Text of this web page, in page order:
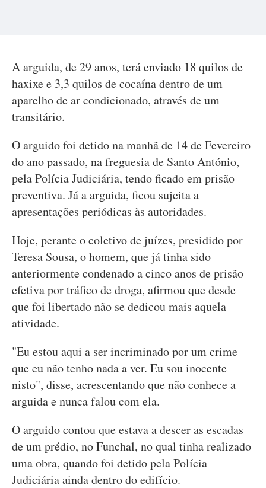
A arguida, de 29 anos, terá enviado 18 quilos de
haxixe e 3,3 quilos de cocaína dentro de um
aparelho de ar condicionado, através de um
transitário.
O arguido foi detido na manhã de 14 de Fevereiro
do ano passado, na freguesia de Santo António,
pela Polícia Judiciária, tendo ficado em prisão
preventiva. Já a arguida, ficou sujeita a
apresentações periódicas às autoridades.
Hoje, perante o coletivo de juízes, presidido por
Teresa Sousa, o homem, que já tinha sido
anteriormente condenado a cinco anos de prisão
efetiva por tráfico de droga, afirmou que desde
que foi libertado não se dedicou mais aquela
atividade.
"Eu estou aqui a ser incriminado por um crime
que eu não tenho nada a ver. Eu sou inocente
nisto", disse, acrescentando que não conhece a
arguida e nunca falou com ela.
O arguido contou que estava a descer as escadas
de um prédio, no Funchal, no qual tinha realizado
uma obra, quando foi detido pela Polícia
Judiciária ainda dentro do edifício.